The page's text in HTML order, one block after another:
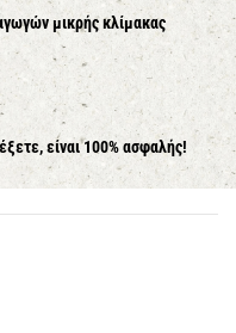
μικρής κλίμακας
είναι 100% ασφαλής!